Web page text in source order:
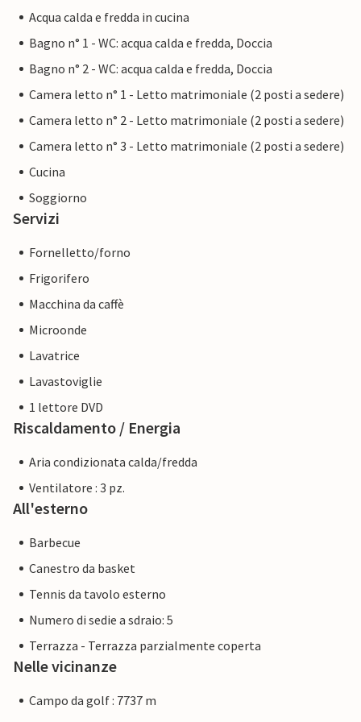
desidera.
Nota: questa proprietà è gestita da un proprietario
privato, non da una società o da un commerciante. Ciò
significa che il diritto dei consumatori dell'UE potrebbe
forniremo lo stesso livello di servizio al cliente e che il
vostro soggiorno non sarà diverso da quello di un
proprietario professionista.
Acqua calda e fredda in cucina
Bagno n° 1 - WC: acqua calda e fredda, Doccia
Bagno n° 2 - WC: acqua calda e fredda, Doccia
Camera letto n° 1 - Letto matrimoniale (2 posti a sedere)
Camera letto n° 2 - Letto matrimoniale (2 posti a sedere)
Camera letto n° 3 - Letto matrimoniale (2 posti a sedere)
Cucina
Soggiorno
Servizi
Fornelletto/forno
Frigorifero
Macchina da caffè
Microonde
Lavatrice
Lavastoviglie
1 lettore DVD
Riscaldamento / Energia
Aria condizionata calda/fredda
Ventilatore : 3 pz.
All'esterno
Barbecue
Canestro da basket
Tennis da tavolo esterno
Numero di sedie a sdraio: 5
Terrazza - Terrazza parzialmente coperta
Nelle vicinanze
Campo da golf : 7737 m